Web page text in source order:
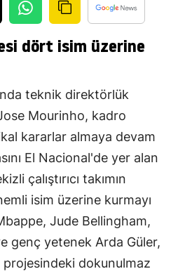
dört isim üzerine
teknik direktörlük
Mourinho, kadro
kararlar almaya devam
El Nacional'de yer alan
çalıştırıcı takımın
isim üzerine kurmayı
Jude Bellingham,
genç yetenek Arda Güler,
dokunulmaz